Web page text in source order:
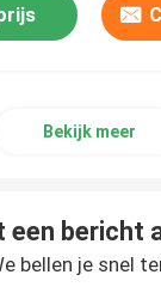
Bekijk meer
een bericht
bellen je snel